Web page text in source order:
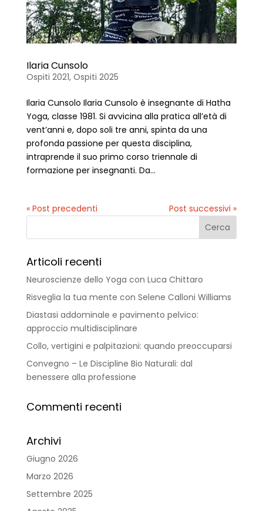
Ilaria Cunsolo
Ospiti 2021, Ospiti 2025
Ilaria Cunsolo Ilaria Cunsolo è insegnante di Hatha
Yoga, classe 1981. Si avvicina alla pratica all’età di
vent’anni e, dopo soli tre anni, spinta da una
profonda passione per questa disciplina,
intraprende il suo primo corso triennale di
formazione per insegnanti. Da...
« Post precedenti Post successivi »
Articoli recenti
Neuroscienze dello Yoga con Luca Chittaro
Risveglia la tua mente con Selene Calloni Williams
Diastasi addominale e pavimento pelvico:
approccio multidisciplinare
Collo, vertigini e palpitazioni: quando preoccuparsi
Convegno – Le Discipline Bio Naturali: dal
benessere alla professione
Commenti recenti
Archivi
Giugno 2026
Marzo 2026
Settembre 2025